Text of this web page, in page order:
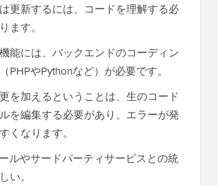
更新するには、コードを理解する必
ます。
能には、バックエンドのコーディン
PHPやPythonなど）が必要です。
を加えるということは、生のコード
を編集する必要があり、エラーが発
くなります。
ルやサードパーティサービスとの統
い。